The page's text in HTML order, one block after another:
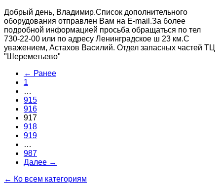
Добрый день, Владимир.Список дополнительного
оборудования отправлен Вам на E-mail.За более
подробной информацией просьба обращаться по тел
730-22-00 или по адресу Ленинградское ш 23 км.С
уважением, Астахов Василий. Отдел запасных частей ТЦ
"Шереметьево"
← Ранее
1
…
915
916
917
918
919
…
987
Далее →
← Ко всем категориям